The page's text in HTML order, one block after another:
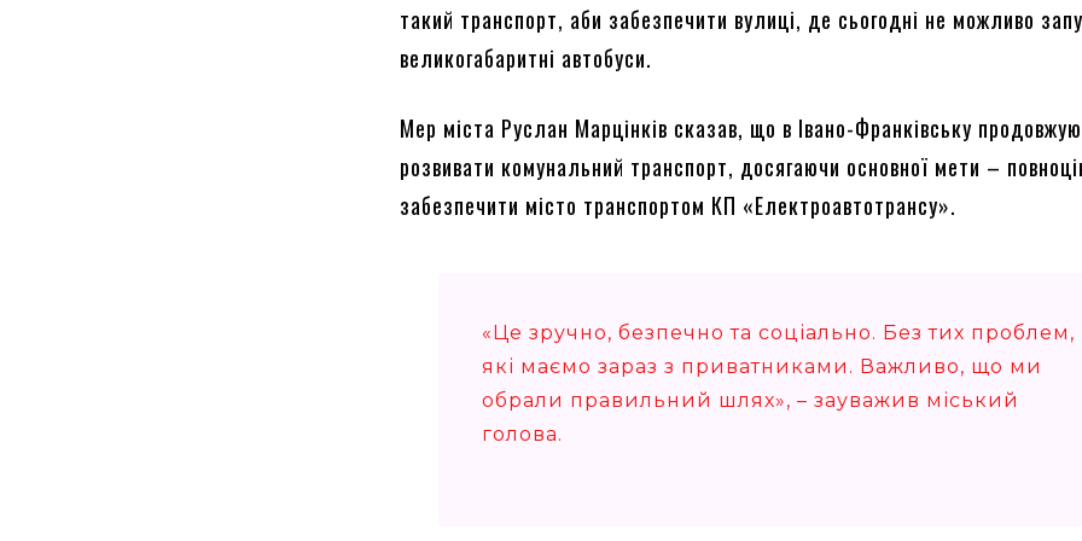
такий транспорт, аби забезпечити вулиці, де сьогодні не можливо
великогабаритні автобуси.
Мер міста Руслан Марцінків сказав, що в Івано-Франківську
розвивати комунальний транспорт, досягаючи основної мети –
забезпечити місто транспортом КП «Електроавтотрансу».
«Це зручно, безпечно та соціально. Без тих проблем,
які маємо зараз з приватниками. Важливо, що ми
обрали правильний шлях», – зауважив міський
голова.